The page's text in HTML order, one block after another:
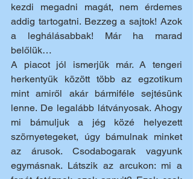
kezdi megadni magát, nem érdemes
addig tartogatni. Bezzeg a sajtok! Azok
a leghálásabbak! Már ha marad
belőlük…
A piacot jól ismerjük már. A tengeri
herkentyűk között több az egzotikum
mint amiről akár bármiféle sejtésünk
lenne. De legalább látványosak. Ahogy
mi bámuljuk a jég közé helyezett
szörnyetegeket, úgy bámulnak minket
az árusok. Csodabogarak vagyunk
egymásnak. Látszik az arcukon: mi a